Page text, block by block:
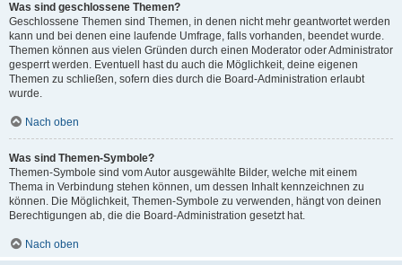
Was sind geschlossene Themen?
Geschlossene Themen sind Themen, in denen nicht mehr geantwortet werden
kann und bei denen eine laufende Umfrage, falls vorhanden, beendet wurde.
Themen können aus vielen Gründen durch einen Moderator oder Administrator
gesperrt werden. Eventuell hast du auch die Möglichkeit, deine eigenen
Themen zu schließen, sofern dies durch die Board-Administration erlaubt
wurde.
Nach oben
Was sind Themen-Symbole?
Themen-Symbole sind vom Autor ausgewählte Bilder, welche mit einem
Thema in Verbindung stehen können, um dessen Inhalt kennzeichnen zu
können. Die Möglichkeit, Themen-Symbole zu verwenden, hängt von deinen
Berechtigungen ab, die die Board-Administration gesetzt hat.
Nach oben